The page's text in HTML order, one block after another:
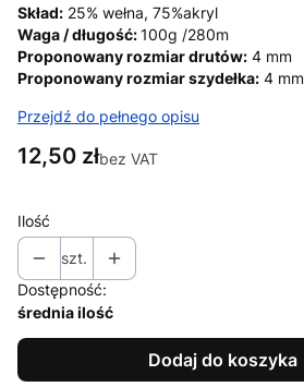
Skład: 25% wełna, 75%akryl
Waga / długość:100g /280m
Proponowany rozmiar drutów: 4 mm
Proponowany rozmiar szydełka: 4 mm
Przejdź do pełnego opisu
Cena
12,50 złbez VAT
Ilość
szt.
Dostępność:
średnia ilość
Dodaj do koszyka